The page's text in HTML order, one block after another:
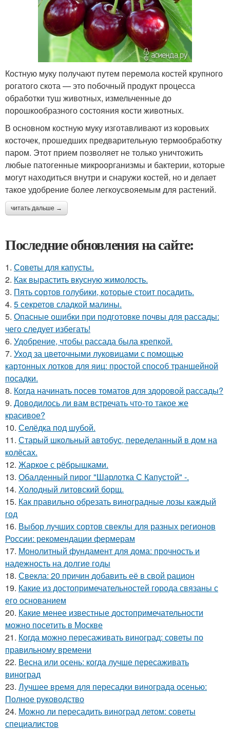
Костную муку получают путем перемола костей крупного
рогатого скота — это побочный продукт процесса
обработки туш животных, измельченные до
порошкообразного состояния кости животных.
В основном костную муку изготавливают из коровьих
косточек, прошедших предварительную термообработку
паром. Этот прием позволяет не только уничтожить
любые патогенные микроорганизмы и бактерии, которые
могут находиться внутри и снаружи костей, но и делает
такое удобрение более легкоусвояемым для растений.
читать дальше →
Последние обновления на сайте:
1. Советы для капусты.
2. Как вырастить вкусную жимолость.
3. Пять сортов голубики, которые стоит посадить.
4. 5 секретов сладкой малины.
5. Опасные ошибки при подготовке почвы для рассады:
чего следует избегать!
6. Удобрение, чтобы рассада была крепкoй.
7. Уход за цветочными луковицами с помощью
картонных лотков для яиц: простой способ траншейной
посадки.
8. Когда начинать посев томатов для здоровой рассады?
9. Доводилось ли вам встречать что-то такое же
красивое?
10. Селёдка под шубой.
11. Старый школьный автобус, переделанный в дом на
колёсах.
12. Жаркое с рёбрышками.
13. Обалденный пирог "Шарлотка С Капустой" -.
14. Холодный литовский борщ.
15. Как правильно обрезать виноградные лозы каждый
год
16. Выбор лучших сортов свеклы для разных регионов
России: рекомендации фермерам
17. Монолитный фундамент для дома: прочность и
надежность на долгие годы
18. Свекла: 20 причин добавить её в свой рацион
19. Какие из достопримечательностей города связаны с
его основанием
20. Какие менее известные достопримечательности
можно посетить в Москве
21. Когда можно пересаживать виноград: советы по
правильному времени
22. Весна или осень: когда лучше пересаживать
виноград
23. Лучшее время для пересадки винограда осенью:
Полное руководство
24. Можно ли пересадить виноград летом: советы
специалистов